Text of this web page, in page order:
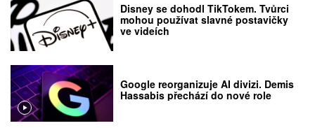
Disney se dohodl TikTokem. Tvůrci
mohou používat slavné postavičky
ve videích
Google reorganizuje AI divizi. Demis
Hassabis přechází do nové role